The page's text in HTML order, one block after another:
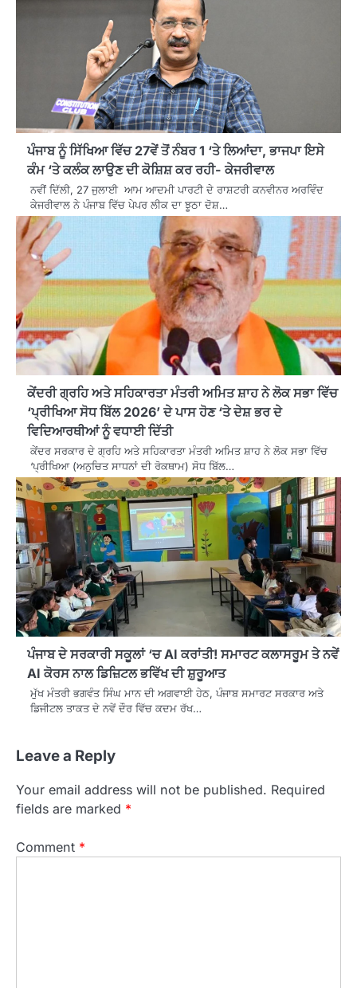
ਪੰਜਾਬ ਨੂੰ ਸਿੱਖਿਆ ਵਿੱਚ 27ਵੇਂ ਤੋਂ ਨੰਬਰ 1 ‘ਤੇ ਲਿਆਂਦਾ, ਭਾਜਪਾ ਇਸੇ
ਕੰਮ ‘ਤੇ ਕਲੰਕ ਲਾਉਣ ਦੀ ਕੋਸ਼ਿਸ਼ ਕਰ ਰਹੀ- ਕੇਜਰੀਵਾਲ
ਨਵੀਂ ਦਿੱਲੀ, 27 ਜੁਲਾਈ ਆਮ ਆਦਮੀ ਪਾਰਟੀ ਦੇ ਰਾਸ਼ਟਰੀ ਕਨਵੀਨਰ ਅਰਵਿੰਦ
ਕੇਜਰੀਵਾਲ ਨੇ ਪੰਜਾਬ ਵਿੱਚ ਪੇਪਰ ਲੀਕ ਦਾ ਝੂਠਾ ਦੋਸ਼…
ਕੇਂਦਰੀ ਗ੍ਰਹਿ ਅਤੇ ਸਹਿਕਾਰਤਾ ਮੰਤਰੀ ਅਮਿਤ ਸ਼ਾਹ ਨੇ ਲੋਕ ਸਭਾ ਵਿੱਚ
‘ਪ੍ਰੀਖਿਆ ਸੋਧ ਬਿੱਲ 2026’ ਦੇ ਪਾਸ ਹੋਣ ‘ਤੇ ਦੇਸ਼ ਭਰ ਦੇ
ਵਿਦਿਆਰਥੀਆਂ ਨੂੰ ਵਧਾਈ ਦਿੱਤੀ
ਕੇਂਦਰ ਸਰਕਾਰ ਦੇ ਗ੍ਰਹਿ ਅਤੇ ਸਹਿਕਾਰਤਾ ਮੰਤਰੀ ਅਮਿਤ ਸ਼ਾਹ ਨੇ ਲੋਕ ਸਭਾ ਵਿੱਚ
‘ਪ੍ਰੀਖਿਆ (ਅਨੁਚਿਤ ਸਾਧਨਾਂ ਦੀ ਰੋਕਥਾਮ) ਸੋਧ ਬਿੱਲ…
ਪੰਜਾਬ ਦੇ ਸਰਕਾਰੀ ਸਕੂਲਾਂ ‘ਚ AI ਕਰਾਂਤੀ! ਸਮਾਰਟ ਕਲਾਸਰੂਮ ਤੇ ਨਵੇਂ
AI ਕੋਰਸ ਨਾਲ ਡਿਜ਼ਿਟਲ ਭਵਿੱਖ ਦੀ ਸ਼ੁਰੂਆਤ
ਮੁੱਖ ਮੰਤਰੀ ਭਗਵੰਤ ਸਿੰਘ ਮਾਨ ਦੀ ਅਗਵਾਈ ਹੇਠ, ਪੰਜਾਬ ਸਮਾਰਟ ਸਰਕਾਰ ਅਤੇ
ਡਿਜੀਟਲ ਤਾਕਤ ਦੇ ਨਵੇਂ ਦੌਰ ਵਿੱਚ ਕਦਮ ਰੱਖ…
Leave a Reply
Your email address will not be published. Required
fields are marked *
Comment *